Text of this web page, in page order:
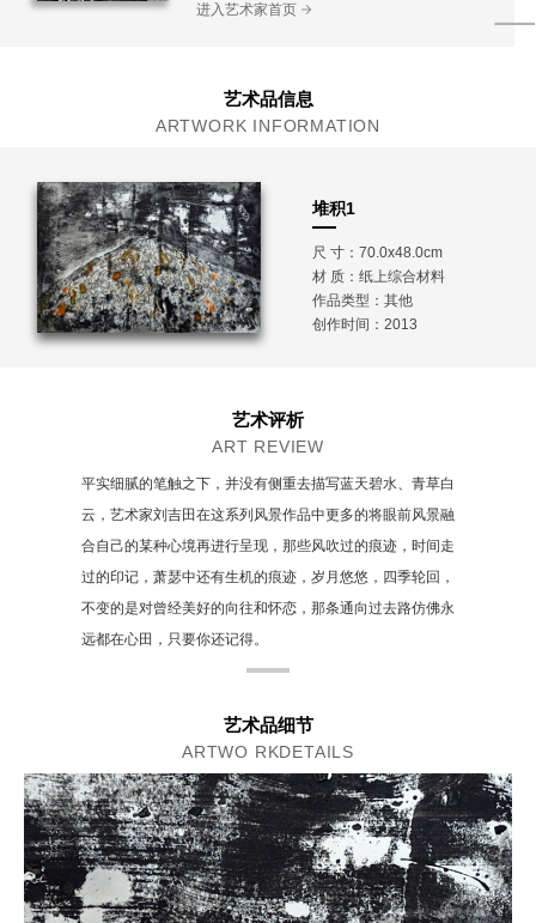
进入艺术家首页
艺术品信息
ARTWORK INFORMATION
堆积1
尺 寸：70.0x48.0cm
材 质： 纸上综合材料
作品类型：其他
创作时间：2013
艺术评析
ART REVIEW
平实细腻的笔触之下，并没有侧重去描写蓝天碧水、青草白
云，艺术家刘吉田在这系列风景作品中更多的将眼前风景融
合自己的某种心境再进行呈现，那些风吹过的痕迹，时间走
过的印记，萧瑟中还有生机的痕迹，岁月悠悠，四季轮回，
不变的是对曾经美好的向往和怀恋，那条通向过去路仿佛永
远都在心田，只要你还记得。
艺术品细节
ARTWO RKDETAILS